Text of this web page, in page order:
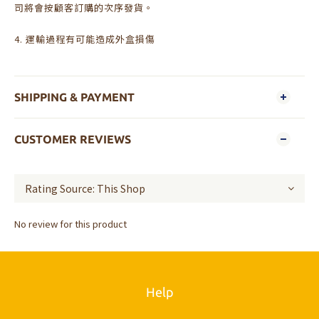
司將會按顧客訂購的次序發貨。
4. 運輸過程有可能造成外盒損傷
SHIPPING & PAYMENT
CUSTOMER REVIEWS
No review for this product
Help